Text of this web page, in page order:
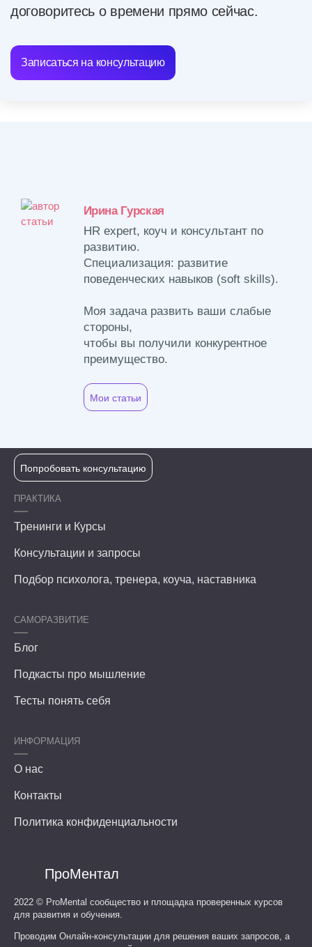
договоритесь о времени прямо сейчас.
Записаться на консультацию
Ирина Гурская
HR expert, коуч и консультант по
развитию.
Специализация: развитие
поведенческих навыков (soft skills).
Моя задача развить ваши слабые
стороны,
чтобы вы получили конкурентное
преимущество.
Мои статьи
ПроМентал
2022 © ProMental сообщество и площадка проверенных курсов
для развития и обучения.
Проводим Онлайн-консультации для решения ваших запросов, а
ПРАКТИКА
Тренинги и Курсы
Консультации и запросы
Подбор психолога, тренера, коуча, наставника
САМОРАЗВИТИЕ
Блог
Подкасты про мышление
Тесты понять себя
ИНФОРМАЦИЯ
О нас
Контакты
Политика конфиденциальности
Попробовать консультацию